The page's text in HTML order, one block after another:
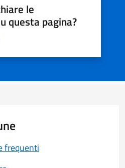
le
questa pagina?
frequenti